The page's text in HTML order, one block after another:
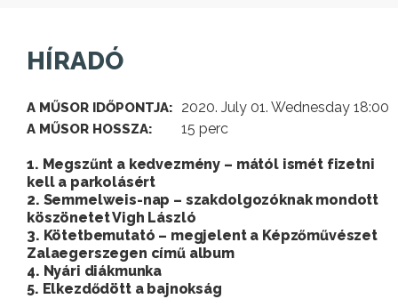
HÍRADÓ
A MŰSOR IDŐPONTJA: 2020. July 01. Wednesday 18:00
A MŰSOR HOSSZA: 15 perc
1. Megszűnt a kedvezmény – mától ismét fizetni
kell a parkolásért
2. Semmelweis-nap – szakdolgozóknak mondott
köszönetet Vigh László
3. Kötetbemutató – megjelent a Képzőművészet
Zalaegerszegen című album
4. Nyári diákmunka
5. Elkezdődött a bajnokság